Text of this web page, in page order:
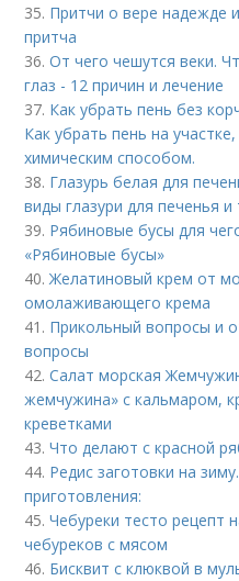
35. Притчи о вере надежде
притча
36.От чего чешутся веки.
глаз - 12 причин и лечение
37. Как убрать пень без
Как убрать пень на
химическим способом.
38. Глазурь белая для
виды глазури для печенья и
39. Рябиновые бусы для
«Рябиновые бусы»
40.Желатиновый крем от
омолаживающего крема
41. Прикольный вопросы и
вопросы
42.Салат морская
жемчужина» с кальмаром,
креветками
43.Что делают с красной
44. Редис заготовки на
приготовления:
45.Чебуреки тесто рецепт
чебуреков с мясом
46. Бисквит с клюквой в